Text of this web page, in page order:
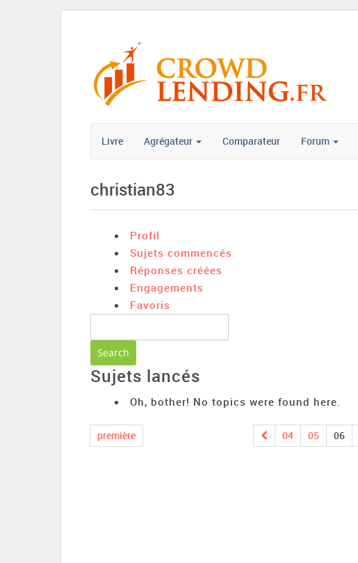
Livre Agrégateur Comparateur Forum
christian83
Profil
Sujets commencés
Réponses créées
Engagements
Favoris
Sujets lancés
Oh, bother! No topics were found here.
première 04 05 06